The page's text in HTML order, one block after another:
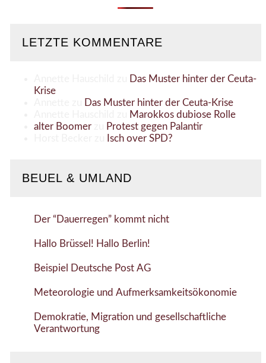
LETZTE KOMMENTARE
Das Muster hinter der Ceuta-
Krise
Das Muster hinter der Ceuta-Krise
Marokkos dubiose Rolle
alter Boomerzu
Protest gegen Palantir
Isch over SPD?
BEUEL & UMLAND
Der “Dauerregen” kommt nicht
Hallo Brüssel! Hallo Berlin!
Beispiel Deutsche Post AG
Meteorologie und Aufmerksamkeitsökonomie
Demokratie, Migration und gesellschaftliche
Verantwortung